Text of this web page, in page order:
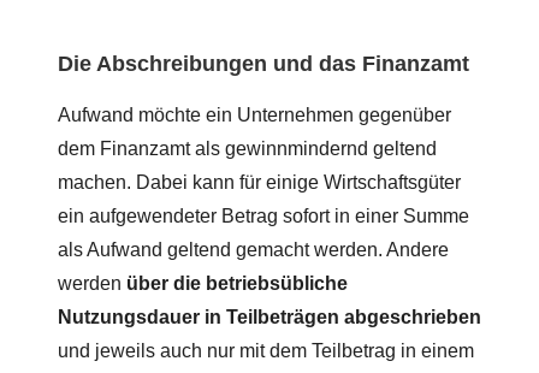
Die Abschreibungen und das Finanzamt
Aufwand möchte ein Unternehmen gegenüber
dem Finanzamt als gewinnmindernd geltend
machen. Dabei kann für einige Wirtschaftsgüter
ein aufgewendeter Betrag sofort in einer Summe
als Aufwand geltend gemacht werden. Andere
werden über die betriebsübliche
Nutzungsdauer in Teilbeträgen abgeschrieben
und jeweils auch nur mit dem Teilbetrag in einem